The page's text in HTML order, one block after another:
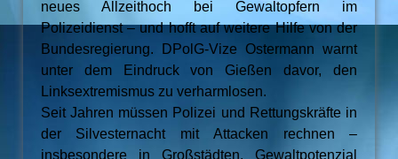
neues Allzeithoch bei Gewaltopfern im
Polizeidienst – und hofft auf weitere Hilfe von der
Bundesregierung. DPolG-Vize Ostermann warnt
unter dem Eindruck von Gießen davor, den
Linksextremismus zu verharmlosen.
Seit Jahren müssen Polizei und Rettungskräfte in
der Silvesternacht mit Attacken rechnen –
insbesondere in Großstädten. Gewaltpotenzial